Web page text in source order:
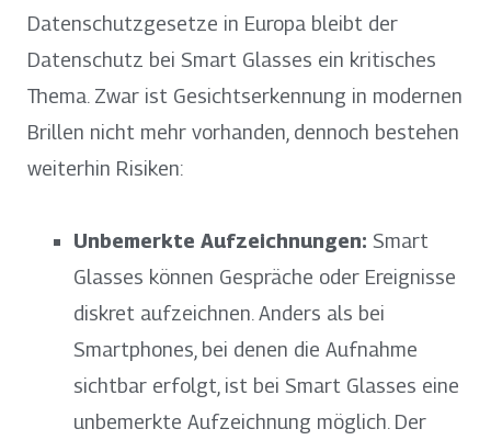
Datenschutzgesetze in Europa bleibt der
Datenschutz bei Smart Glasses ein kritisches
Thema. Zwar ist Gesichtserkennung in modernen
Brillen nicht mehr vorhanden, dennoch bestehen
weiterhin Risiken:
Unbemerkte Aufzeichnungen: Smart
Glasses können Gespräche oder Ereignisse
diskret aufzeichnen. Anders als bei
Smartphones, bei denen die Aufnahme
sichtbar erfolgt, ist bei Smart Glasses eine
unbemerkte Aufzeichnung möglich. Der